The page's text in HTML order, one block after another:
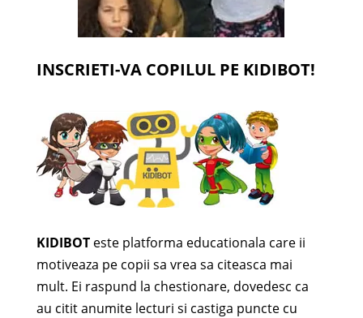
INSCRIETI-VA COPILUL PE KIDIBOT!
KIDIBOTeste platforma educationala care ii
motiveaza pe copii sa vrea sa citeasca mai
mult. Ei raspund la chestionare, dovedesc ca
au citit anumite lecturi si castiga puncte cu